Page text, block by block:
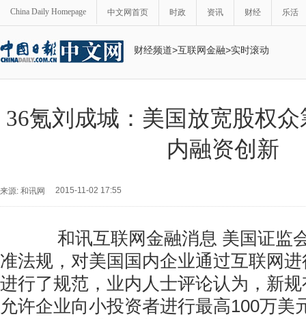
China Daily Homepage 中文网首页 时政 资讯 财经 乐活
财经频道>互联网金融>实时滚动
36氪刘成城：美国放宽股权
内融资创新
来源: 和讯网 2015-11-02 17:55
和讯互联网金融消息 美国证监
准法规，对美国国内企业通过互联网
进行了规范，业内人士评论认为，新
允许企业向小投资者进行最高100万美